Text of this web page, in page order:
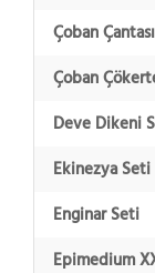
Çoban
Çoban
Deve Dikeni
Ekinezya Seti
Enginar Seti
Epimedium